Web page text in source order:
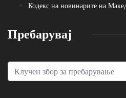
Кодекс на новинарите на
Пребарувај